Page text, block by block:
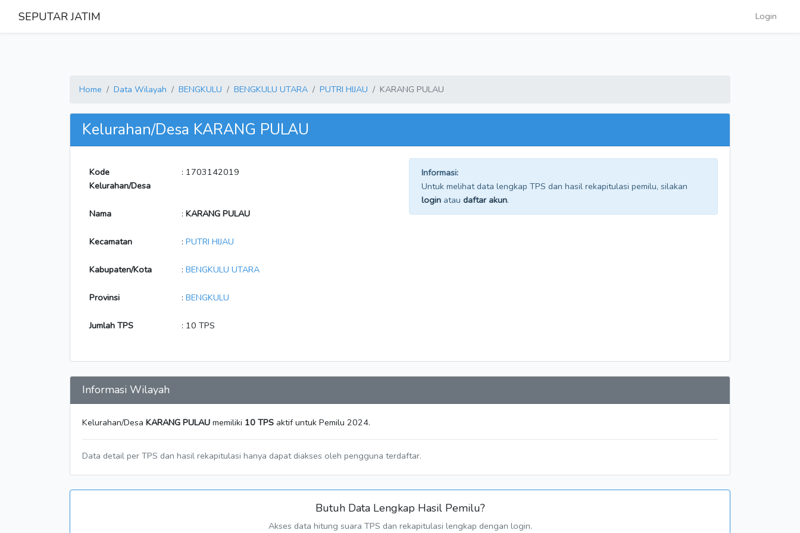
SEPUTAR JATIM Login
Home Data Wilayah BENGKULU BENGKULU UTARA PUTRI HIJAU KARANG PULAU
Kelurahan/Desa KARANG PULAU
Kode
Kelurahan/Desa
: 1703142019
Nama : KARANG PULAU
Kecamatan : PUTRI HIJAU
Kabupaten/Kota : BENGKULU UTARA
Provinsi : BENGKULU
Jumlah TPS : 10 TPS
Informasi:
Untuk melihat data lengkap TPS dan hasil rekapitulasi pemilu, silakan
login atau daftar akun.
Informasi Wilayah
Kelurahan/Desa KARANG PULAU memiliki 10 TPS aktif untuk Pemilu 2024.
Data detail per TPS dan hasil rekapitulasi hanya dapat diakses oleh pengguna terdaftar.
Butuh Data Lengkap Hasil Pemilu?
Akses data hitung suara TPS dan rekapitulasi lengkap dengan login.